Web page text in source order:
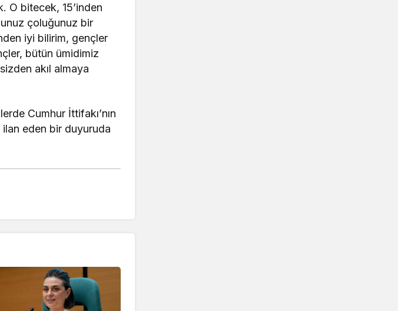
O bitecek, 15’inden
çoluğunuz bir
iyi bilirim, gençler
bütün ümidimiz
akıl almaya
Cumhur İttifakı’nın
ilan eden bir duyuruda